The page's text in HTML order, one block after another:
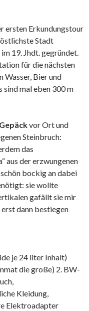
ersten Erkundungstour
Stadt
19. Jhdt. gegründet.
für die nächsten
Wasser, Bier und
sind mal eben 300 m
vor Ort und
Steinbruch:
das
aus der erzwungenen
bockig an dabei
sie wollte
gafällt sie mir
erst dann bestiegen
je 24 liter Inhalt)
die große) 2. BW-
Kleidung,
Elektroadapter